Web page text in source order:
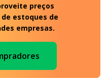
preços
estoques de
empresas.